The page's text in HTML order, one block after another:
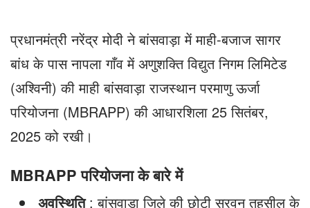
प्रधानमंत्री नरेंद्र मोदी ने बांसवाड़ा में माही-बजाज सागर
बांध के पास नापला गाँव में अणुशक्ति विद्युत निगम लिमिटेड
(अश्विनी) की माही बांसवाड़ा राजस्थान परमाणु ऊर्जा
परियोजना (MBRAPP) की आधारशिला 25 सितंबर,
2025 को रखी।
MBRAPP परियोजना के बारे में
अवस्थिति: बांसवाड़ा जिले की छोटी सरवन तहसील के